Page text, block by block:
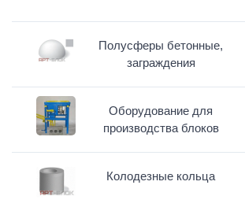
Полусферы бетонные,
заграждения
Оборудование для
производства блоков
Колодезные кольца